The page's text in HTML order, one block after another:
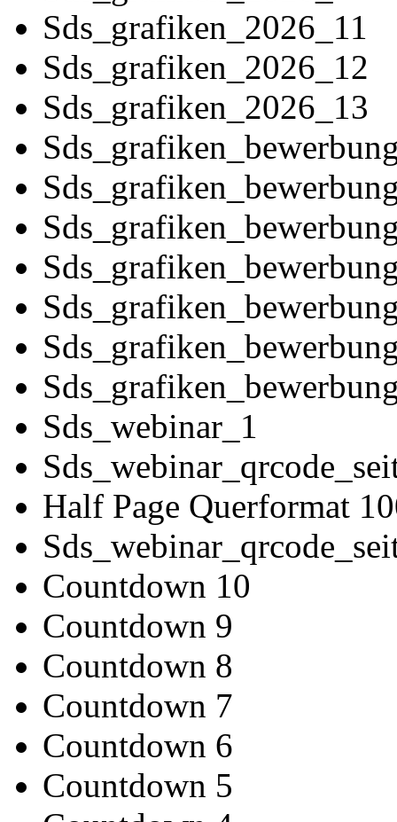
Sds_grafiken_2026_11
Sds_grafiken_2026_12
Sds_grafiken_2026_13
Sds_webinar_1
Half Page Querformat
Countdown 10
Countdown 9
Countdown 8
Countdown 7
Countdown 6
Countdown 5